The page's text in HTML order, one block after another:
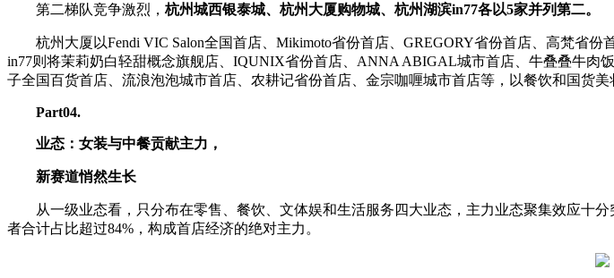
第二梯队竞争激烈， 杭州城西银泰城、杭州大厦购物城、杭州湖滨in77各以5家并列第二。
杭州大厦以Fendi VIC Salon全国首店、Mikimoto省份首店、GREGORY省份首店、高梵省
in77则将茉莉奶白轻甜概念旗舰店、IQUNIX省份首店、ANNA ABIGAL城市首店、牛叠叠牛肉
子全国百货首店、流浪泡泡城市首店、农耕记省份首店、金宗咖喱城市首店等，以餐饮和国货美
Part04.
业态： 女装与中餐贡献主力 ，
新赛道悄然生长
从一级业态看，只分布在零售、餐饮、文体娱和生活服务四大业态，主力业态聚集效应十
者合计占比超过84%，构成首店经济的绝对主力。